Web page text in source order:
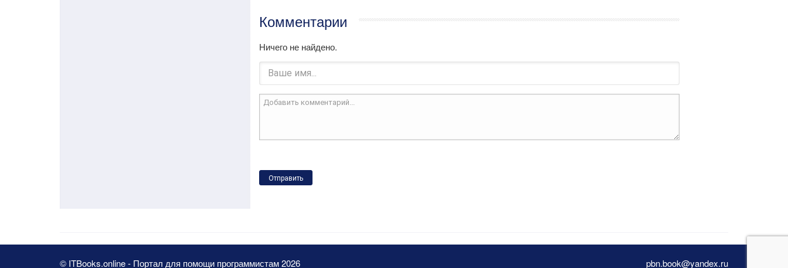
Комментарии
Ничего не найдено.
Отправить
© ITBooks.online - Портал для помощи программистам 2026 pbn.book@yandex.ru